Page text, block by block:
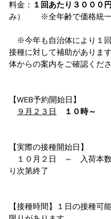
料金： １回あたり３０００円
み）　　※全年齢で価格統
※今年も自治体により１
接種に対して補助がありま
体からの案内をご確認くださ
【WEB予約開始日】
９月２３日
１０時～
【実際の接種開始日】
１０月２日　～　入荷本
り次第終了
【接種時間】１日の接種可